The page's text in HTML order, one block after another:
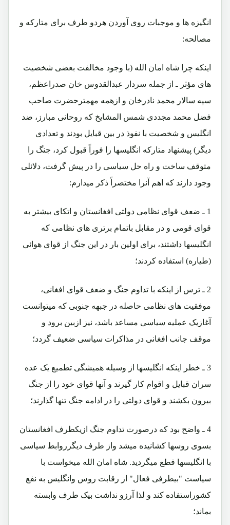
انگیزه ها و موجبات روی آوردن هردو طرف برای متارکه و
مصالحه:
اینکه چرا شاه امان الله (با وجود مخالفت بعضی شخصیت
های مؤثر ـ از جمله سردار عبدالقدوس خان صدراعظم،
سپه سالار محمد نادرخان و ازهمه مهمترحضرت صاحب
فضل محمد مجددی شمس المشایخ که روحانی مبارز، ضد
انگلیس و شخصیت با نفوذ در بین قبایل بودند و تعدادی
دیگر) پیشنهاد متارکه انگلیسها را فوراً قبول کرد، جنگ را
متوقف ساخت و راه حل سیاسی را در پیش گرفت، دلائلی
وجود دارند که اهم آنرا مختصراً ذکر میدارم:
1 ـ ضعف قوای نظامی دولتی افغانستان و اتکای بیشتر به
قوای قومی و در مقابل باتمام برتری های نظامی که
انگلیسها داشتند، برای اولین بار در این جنگ از قوای هوائی
(طیاره) استفاده کردند؛
2 ـ ترس از اینکه با تداوم جنگ و ضعف قوای افغانی،
موفقیت های نظامی حاصله در جبهه جنوبی که میتوانست
آغازیک عملیه سیاسی مساعد باشد، نیز ازبین برود و
موقف جانب افغانی در مذاکرات سیاسی ضعیف گردد؛
3 ـ خطر اینکه انگلیسها از وسیله همیشگی تطمیع یک عده
سران قبایل و اقوام کار گیرند و آنها قوای خود را از جنگ
بیرون بکشند و قوای دولتی را در ادامه جنگ تنها گذارند؛
4 ـ واضح بود که درصورت تداوم جنگ ازیکطرف افغانستان
بسوی روسها کشانیده میشد واز طرف دیگرروابط سیاسی
با انگلیسها قطع میگردید. شاه امان الله میخواست با
سیاست "بیطرفی فعال" از رقابت روس وانگلیس به نفع
کشوراستفاده کند و لذا آرزو نداشت بیک طرف وابسته
بماند؛